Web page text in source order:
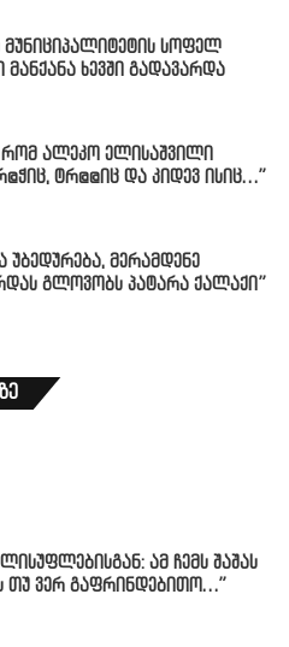
მუნიციპალიტეტის სოფელ
მანქანა ხევში გადავარდა
რომ ალეკო ელისაშვილი
ტრ@@იც და კიდევ ისიც…”
უბედურება, მერამდენე
გლოვობს პატარა ქალაქი”
ამ ჩემს შაშას
თუ ვერ გაფრინდებითო…”